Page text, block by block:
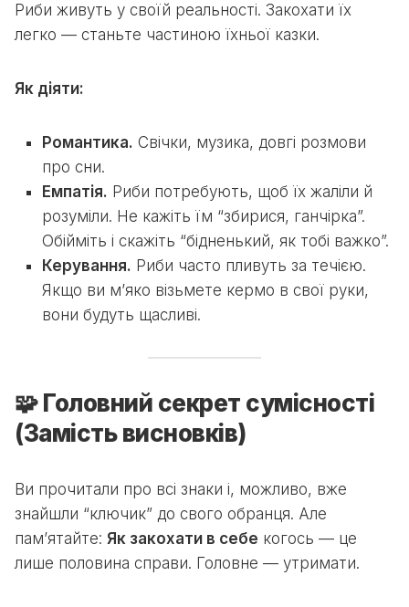
Риби живуть у своїй реальності. Закохати їх
легко — станьте частиною їхньої казки.
Як діяти:
Романтика. Свічки, музика, довгі розмови
про сни.
Емпатія. Риби потребують, щоб їх жаліли й
розуміли. Не кажіть їм “збирися, ганчірка”.
Обійміть і скажіть “бідненький, як тобі важко”.
Керування. Риби часто пливуть за течією.
Якщо ви м’яко візьмете кермо в свої руки,
вони будуть щасливі.
🧩 Головний секрет сумісності
(Замість висновків)
Ви прочитали про всі знаки і, можливо, вже
знайшли “ключик” до свого обранця. Але
пам’ятайте: Як закохати в себе когось — це
лише половина справи. Головне — утримати.